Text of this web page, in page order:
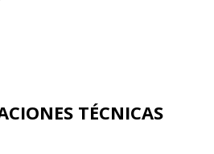
TÉCNICAS